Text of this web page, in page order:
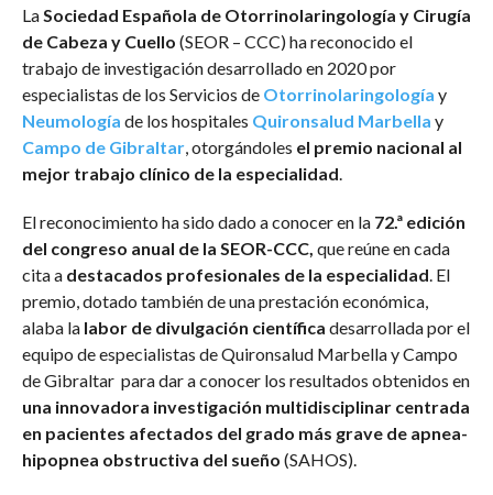
LaSociedad Española de Otorrinolaringología y Cirugía
de Cabeza y Cuello (SEOR – CCC) ha reconocido el
trabajo de investigación desarrollado en 2020 por
especialistas de los Servicios de Otorrinolaringología y
Neumología de los hospitales Quironsalud Marbella y
Campo de Gibraltar, otorgándoles el premio nacional al
mejor trabajo clínico de la especialidad
El reconocimiento ha sido dado a conocer en la72.ª edición
del congreso anual de la SEOR-CCC, que reúne en cada
cita a destacados profesionales de la especialidad . El
premio, dotado también de una prestación económica,
alaba la labor de divulgación científica desarrollada por el
equipo de especialistas de Quironsalud Marbella y Campo
de Gibraltar para dar a conocer los resultados obtenidos en
una innovadora investigación multidisciplinar centrada
en pacientes afectados del grado más grave de apnea-
hipopnea obstructiva del sueño (SAHOS).